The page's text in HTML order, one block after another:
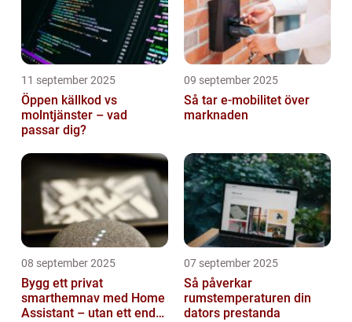
11 september 2025
Öppen källkod vs
molntjänster – vad
passar dig?
09 september 2025
Så tar e-mobilitet över
marknaden
08 september 2025
Bygg ett privat
smarthemnav med Home
Assistant – utan ett enda
07 september 2025
Så påverkar
rumstemperaturen din
dators prestanda